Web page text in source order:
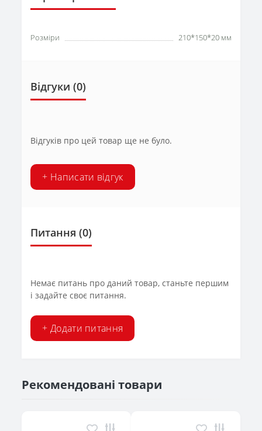
Розміри 210*150*20 мм
Відгуки (0)
Відгуків про цей товар ще не було.
+ Написати відгук
Питання (0)
Немає питань про даний товар, станьте першим
і задайте своє питання.
+ Додати питання
Рекомендовані товари